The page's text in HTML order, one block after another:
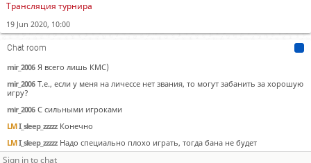
Трансляция турнира
19 Jun 2020, 10:00
Chat room
IM Zubrrr Да тебе давно уже эту надпись поставили, не в этом турнире
mir_2006 А за что?
турнирах
mir_2006 Я всего лишь КМС)
mir_2006 Т.е., если у меня на личессе нет звания, то могут забанить за хорошую
игру?
mir_2006 С сильными игроками
LM I_sleep_zzzzz Конечно
LM I_sleep_zzzzz Надо специально плохо играть, тогда бана не будет